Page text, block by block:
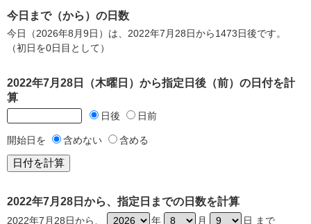
今日まで（から）の日数
今日（2026年8月9日）は、2022年7月28日から1473日後です。
（初日を0日目として）
2022年7月28日（木曜日）から指定日後（前）の日付を計
算
日後 日前
開始日を 含めない 含める
2022年7月28日から、指定日までの日数を計算
2022年7月28日から、 年 月 日 まで